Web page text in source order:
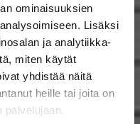
ominaisuuksien
Lisäksi
ja analytiikka-
miten käytät
yhdistää näitä
heille tai joita on
palvelujaan.